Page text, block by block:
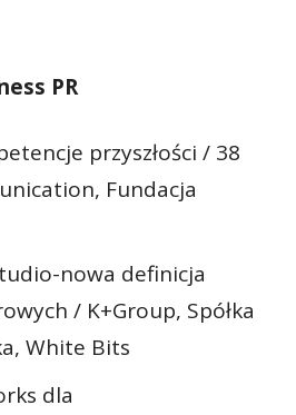
PR
przyszłości / 38
Fundacja
nowa definicja
/ K+Group, Spółka
White Bits
dla